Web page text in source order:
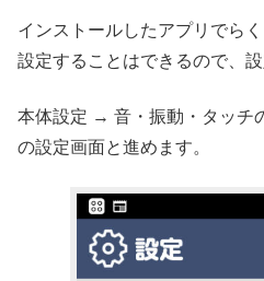
インストールしたアプリでら
設定することはできるので、
本体設定 → 音・振動・タッチ
の設定画面と進めます。